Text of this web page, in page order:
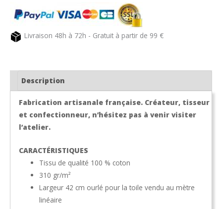
mètre
Livraison 48h à 72h - Gratuit à partir de 99 €
Description
Fabrication artisanale française. Créateur, tisseur
et confectionneur, n’hésitez pas à venir visiter
l’atelier.
CARACTÉRISTIQUES
Tissu de qualité 100 % coton
310 gr/m²
Largeur 42 cm ourlé pour la toile vendu au mètre
linéaire